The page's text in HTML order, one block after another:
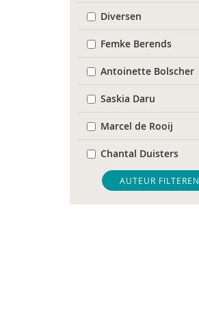
Diversen
Femke Berends
Antoinette Bolscher
Saskia Daru
Marcel de Rooij
Chantal Duisters
Edien Houwers
Hessel Nieuwelink
AUTEUR FILTEREN